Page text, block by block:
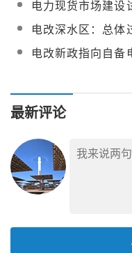
电力现货市场建设
有望启动试运行
电改深水区：总体
状态可能持续十年
电改新政指向自备
最新评论